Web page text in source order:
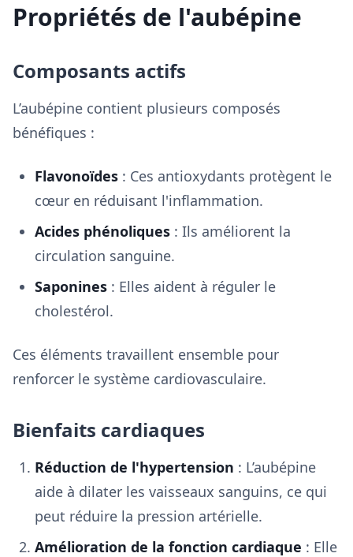
Propriétés de l'aubépine
Composants actifs
L’aubépine contient plusieurs composés
bénéfiques :
Flavonoïdes : Ces antioxydants protègent le
cœur en réduisant l'inflammation.
Acides phénoliques : Ils améliorent la
circulation sanguine.
Saponines : Elles aident à réguler le
cholestérol.
Ces éléments travaillent ensemble pour
renforcer le système cardiovasculaire.
Bienfaits cardiaques
Réduction de l'hypertension : L’aubépine
aide à dilater les vaisseaux sanguins, ce qui
peut réduire la pression artérielle.
Amélioration de la fonction cardiaque : Elle